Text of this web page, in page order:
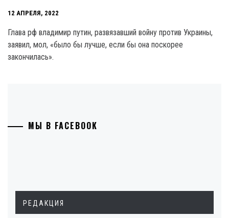
12 АПРЕЛЯ, 2022
Глава рф владимир путин, развязавший войну против Украины,
заявил, мол, «было бы лучше, если бы она поскорее
закончилась».
МЫ В FACEBOOK
РЕДАКЦИЯ